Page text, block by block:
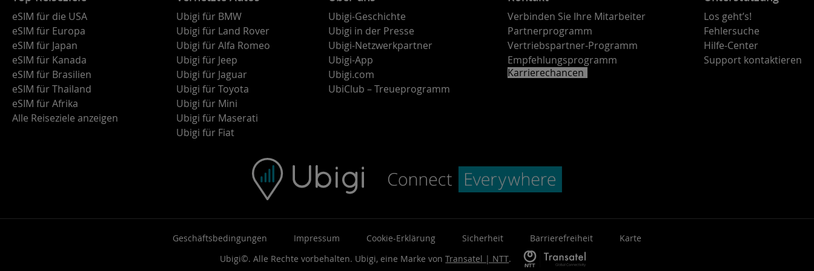
eSIM für die USA
eSIM für Europa
eSIM für Japan
eSIM für Kanada
eSIM für Brasilien
eSIM für Thailand
eSIM für Afrika
Alle Reiseziele anzeigen
Ubigi für BMW
Ubigi für Land Rover
Ubigi für Alfa Romeo
Ubigi für Jeep
Ubigi für Jaguar
Ubigi für Toyota
Ubigi für Mini
Ubigi für Maserati
Ubigi für Fiat
Ubigi-Geschichte
Ubigi in der Presse
Ubigi-Netzwerkpartner
Ubigi-App
Ubigi.com
UbiClub – Treueprogramm
Verbinden Sie Ihre Mitarbeiter
Partnerprogramm
Vertriebspartner-Programm
Empfehlungsprogramm
Karrierechancen
Los geht’s!
Fehlersuche
Hilfe-Center
Support kontaktieren
Geschäftsbedingungen Impressum Cookie-Erklärung Sicherheit Barrierefreiheit
Karte
Ubigi©. Alle Rechte vorbehalten. Ubigi, eine Marke vonTransatel | NTT.